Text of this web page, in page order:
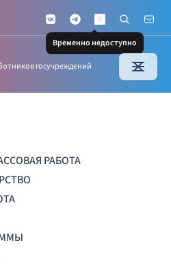
VKontakteTelegramMAX
Временно недоступно
Поиск по
Почта
госучреждений
РАБОТА